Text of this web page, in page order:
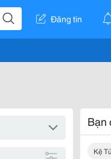
Đăng tin
Bạn
Kệ